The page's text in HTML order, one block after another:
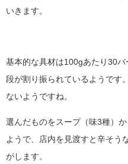
いきます。
基本的な具材は100gあたり30
段が割り振られているようです
ないようですね。
選んだものをスープ（味3種）
ようで、店内を見渡すと辛そう
がします。